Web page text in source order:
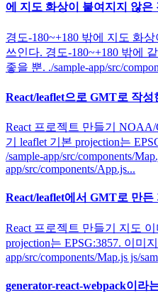
에 지도 화상이 붙여지지 않
경도-180~+180 밖에 지도 화
쓰인다. 경도-180~+180 밖에
좋을 뿐. ./sample-app/src/
React/leaflet으로 GMT로 작
React 프로젝트 만들기
기 leaflet 기본 projection는
/sample-app/src/components/
app/src/components/App.js...
React/leaflet에서 GMT로 만든
React 프로젝트 만들기 지도
projection는 EPSG:3857. 이미
app/src/components/Map.js js/
generator-react-webpack이라